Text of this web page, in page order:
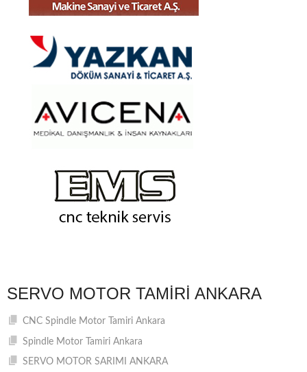
SERVO MOTOR TAMIRI ANKARA
CNC Spindle Motor Tamiri Ankara
Spindle Motor Tamiri Ankara
SERVO MOTOR SARIMI ANKARA